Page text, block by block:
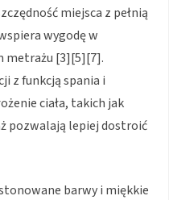
miejsca z pełnią
wygodę w
metrażu [3][5][7].
z funkcją spania i
ciała, takich jak
pozwalają lepiej dostroić
barwy i miękkie